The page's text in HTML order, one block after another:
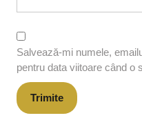
Salvează-mi numele,
pentru data viitoare când o